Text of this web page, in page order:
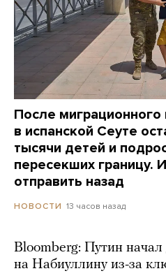
После миграционного
в испанской Сеуте
тысячи детей и
пересекших границу.
отправить назад
НОВОСТИ 13 часов назад
Bloomberg: Путин начал
на Набиуллину из-за